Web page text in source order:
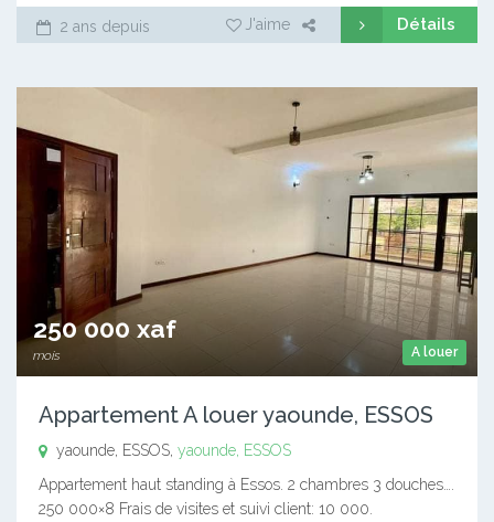
2 ans depuis J'aime Détails
A louer
250 000 xaf
mois
Appartement A louer yaounde, ESSOS
yaounde, ESSOS, yaounde, ESSOS
Appartement haut standing à Essos. 2 chambres 3 douches….
250 000×8 Frais de visites et suivi client: 10 000.